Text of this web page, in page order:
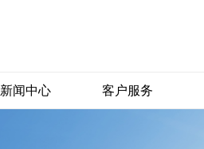
新闻中心 客户服务